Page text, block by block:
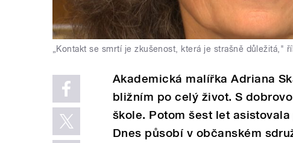
„Kontakt se smrtí je zkušenost, která je strašně důležitá,"
Akademická malířka Adriana
bližním po celý život. S
škole. Potom šest let
Dnes působí v občanském